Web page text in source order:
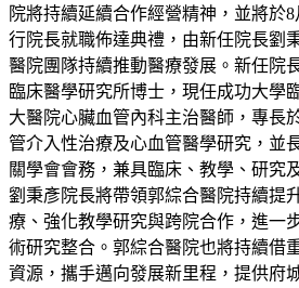
院將持續延續合作經營精神，並將於
行院長就職佈達典禮，由新任院長劉
醫院團隊持續推動醫療發展。新任院
臨床醫學研究所博士，現任成功大學
大醫院心臟血管內科主治醫師，專長
管介入性治療及心血管醫學研究，並
關學會會務，兼具臨床、教學、研究
劉秉彥院長將帶領郭綜合醫院持續提
療、強化教學研究與跨院合作，進一
術研究整合。郭綜合醫院也將持續借
資源，攜手邁向發展新里程，提供府